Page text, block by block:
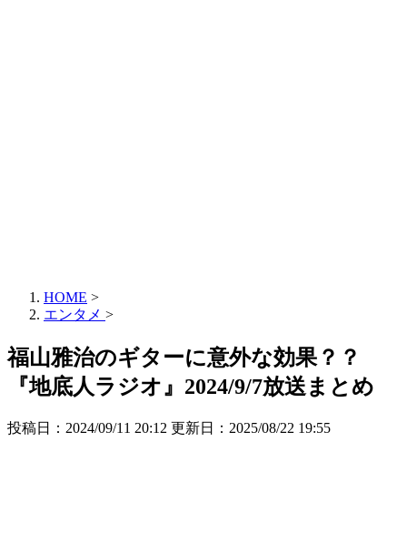
HOME >
エンタメ >
福山雅治のギターに意外な効果？？
『地底人ラジオ』2024/9/7放送まとめ
投稿日：2024/09/11 20:12 更新日： 2025/08/22 19:55